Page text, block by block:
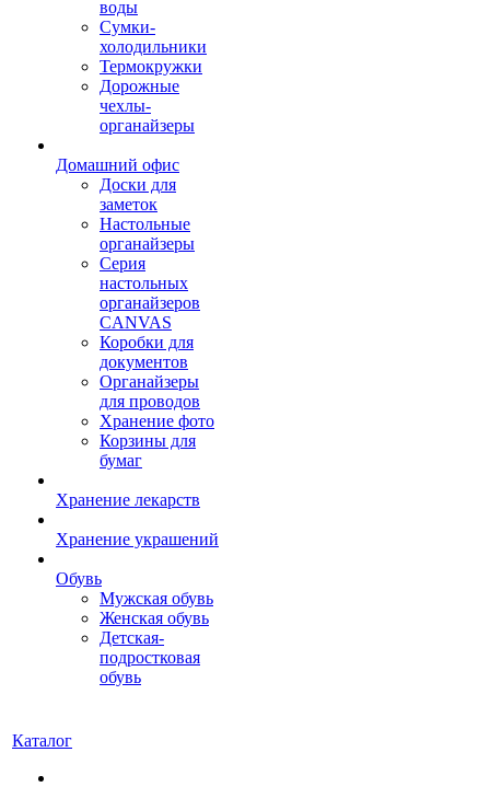
воды
Сумки-
холодильники
Термокружки
Дорожные
чехлы-
органайзеры
Домашний офис
Доски для
заметок
Настольные
органайзеры
Серия
настольных
органайзеров
CANVAS
Коробки для
документов
Органайзеры
для проводов
Хранение фото
Корзины для
бумаг
Хранение лекарств
Хранение украшений
Обувь
Мужская обувь
Женская обувь
Детская-
подростковая
обувь
Каталог